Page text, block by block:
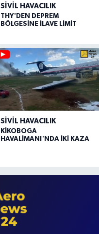
SIVIL HAVACILIK
THY'DEN DEPREM
BÖLGESİNE İLAVE LİMİT
SIVIL HAVACILIK
KİKOBOGA
HAVALİMANI'NDA İKİ KAZA